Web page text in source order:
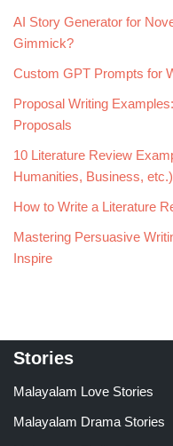
AI Story Generator for
Gimmick?
Custom GPT Prompts for
Proposal Writing
Proposals
10 Literature Review
Humanities, Business, etc.)
How to Write a Literature
Mastering Persuasive
Inspire
Stories
Malayalam Love Stories
Malayalam Drama Stories